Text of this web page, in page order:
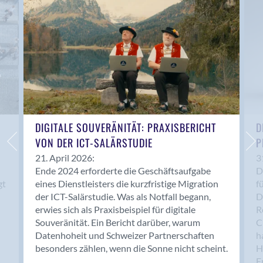
Anwil
Appenzell
Au SG
Baar
Baden
Balsthal
Balzers
Basel
Bassersdorf
Belp
Bendern
Benken (SG)
Bergdietikon
Berlin
Bern
Bern - Liebefeld
DIGITALE SOUVERÄNITÄT: PRAXISBERICHT
VON DER ICT-SALÄRSTUDIE
21. April 2026:
Ende 2024 erforderte die Geschäftsaufgabe
eines Dienstleisters die kurzfristige Migration
der ICT-Salärstudie. Was als Notfall begann,
erwies sich als Praxisbeispiel für digitale
Souveränität. Ein Bericht darüber, warum
Datenhoheit und Schweizer Partnerschaften
besonders zählen, wenn die Sonne nicht scheint.